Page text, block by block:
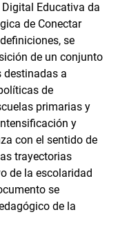
Educativa da
de Conectar
se
de un conjunto
destinadas a
de
primarias y
y
con el sentido de
trayectorias
de la escolaridad
se
de la